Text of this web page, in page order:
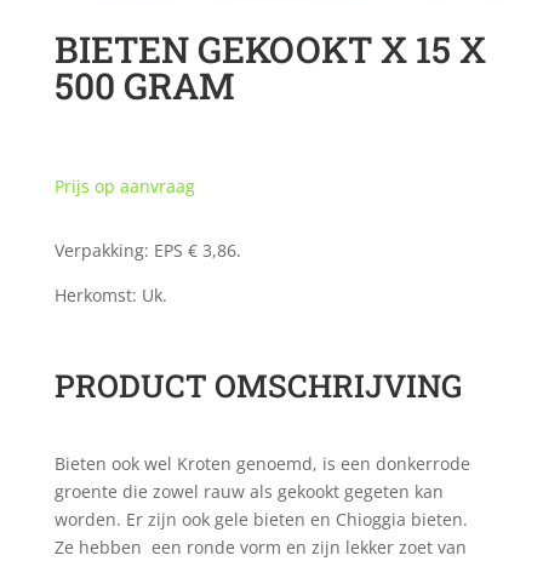
BIETEN GEKOOKT X 15 X
500 GRAM
Prijs op aanvraag
Verpakking: EPS € 3,86.
Herkomst: Uk.
PRODUCT OMSCHRIJVING
Bieten ook wel Kroten genoemd, is een donkerrode
groente die zowel rauw als gekookt gegeten kan
worden. Er zijn ook gele bieten en Chioggia bieten.
Ze hebben een ronde vorm en zijn lekker zoet van